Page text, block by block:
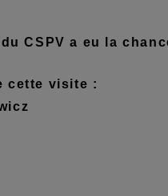
CSPV a eu la
cette visite :